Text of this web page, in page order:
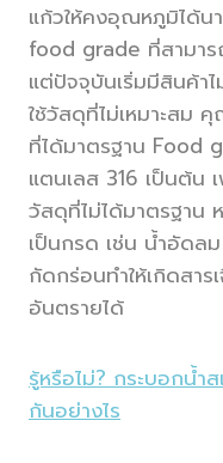
แก้วให้คงอุณหภูมิได้น
food grade ที่สามาร
แต่ปัจจุบันเริ่มมีสินค้า
ใช้วัสดุที่ไม่เหมาะสม
ที่ได้มาตรฐาน Food
แตนเลส 316 เป็นต้น
วัสดุที่ไม่ได้มาตรฐาน
เป็นกรด เช่น น้ำอัดล
กัดกร่อนทำให้เกิดสาร
อันตรายได้
รู้หรือไม่? กระบอกน้ำ
กันอย่างไร